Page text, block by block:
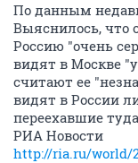
По данным
Выяснилось, что
Россию "очень
видят в Москве
считают ее
видят в России
переехавшие
РИА Новости
http://ria.ru/world/